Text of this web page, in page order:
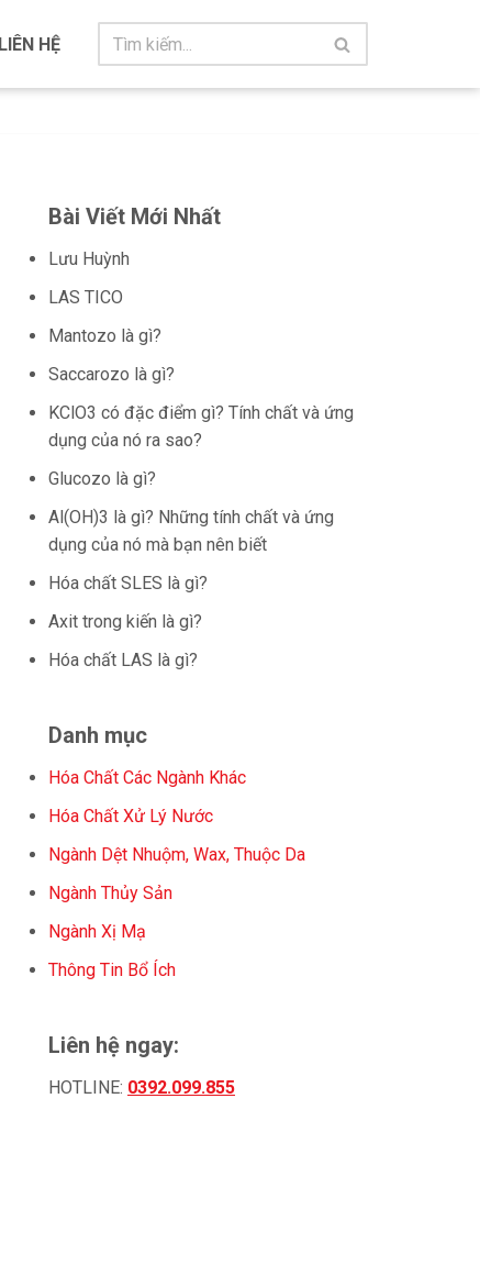
LIÊN HỆ
Bài Viết Mới Nhất
Lưu Huỳnh
LAS TICO
Mantozo là gì?
Saccarozo là gì?
KClO3 có đặc điểm gì? Tính chất và ứng
dụng của nó ra sao?
Glucozo là gì?
Al(OH)3 là gì? Những tính chất và ứng
dụng của nó mà bạn nên biết
Hóa chất SLES là gì?
Axit trong kiến là gì?
Hóa chất LAS là gì?
Danh mục
Hóa Chất Các Ngành Khác
Hóa Chất Xử Lý Nước
Ngành Dệt Nhuộm, Wax, Thuộc Da
Ngành Thủy Sản
Ngành Xị Mạ
Thông Tin Bổ Ích
Liên hệ ngay:
HOTLINE: 0392.099.855